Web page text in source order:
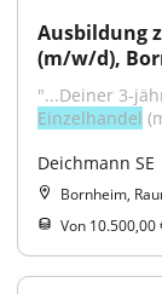
Ausbildung
(m/w/d),
Einzelhandel
Deichmann SE
Bornheim,
Von 10.500,00